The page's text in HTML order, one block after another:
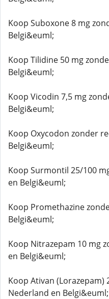
Koop Suboxone 8 mg
Belgi&euml;
Koop Tilidine 50 mg
Belgi&euml;
Koop Vicodin 7,5 mg
Belgi&euml;
Koop Oxycodon zonder
Belgi&euml;
Koop Surmontil 25/100
en Belgi&euml;
Koop Promethazine
Belgi&euml;
Koop Nitrazepam 10 mg
en Belgi&euml;
Koop Ativan
Nederland en Belgi&euml;